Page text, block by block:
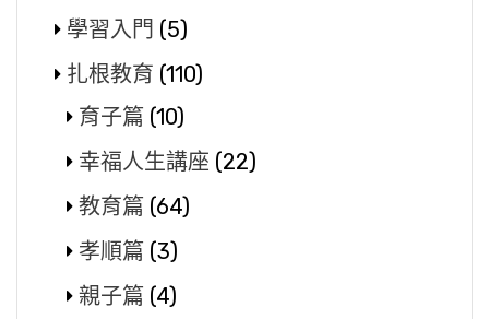
學習入門 (5)
扎根教育 (110)
育子篇 (10)
幸福人生講座 (22)
教育篇 (64)
孝順篇 (3)
親子篇 (4)